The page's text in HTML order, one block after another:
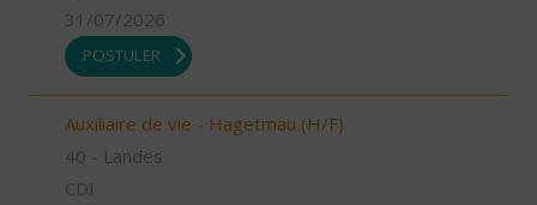
31/07/2026
POSTULER
Auxiliaire de vie - Hagetmau (H/F)
40 - Landes
CDI